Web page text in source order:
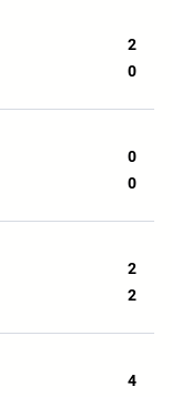
2
0
0
0
2
2
4